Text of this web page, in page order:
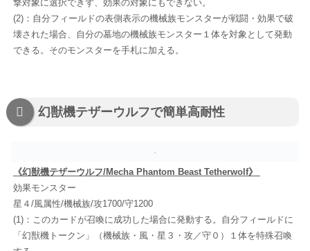
撃対象に選択できず、効果の対象にもできない。
(2)：自分フィールドの表側表示の機械族モンスターが戦闘・効果で破
壊された場合、自分の墓地の機械族モンスター１体を対象として発動
できる。そのモンスターを手札に加える。
幻獣機テザーウルフで簡単高耐性
《幻獣機テザーウルフ/Mecha Phantom Beast Tetherwolf》
効果モンスター
星４/風属性/機械族/攻1700/守1200
(1)：このカードが召喚に成功した場合に発動する。自分フィールドに
「幻獣機トークン」（機械族・風・星３・攻／守０）１体を特殊召喚